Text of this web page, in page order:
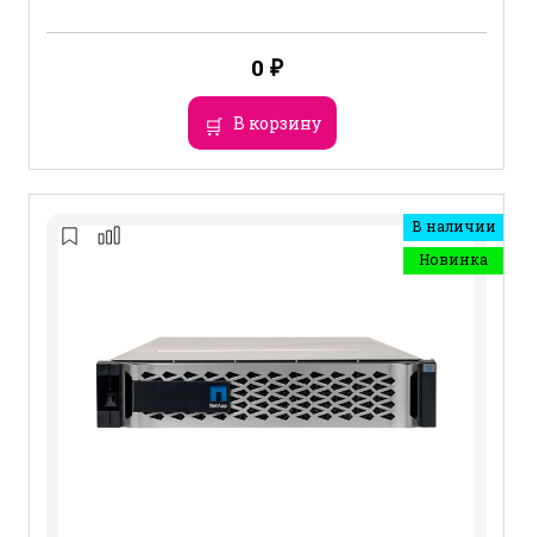
0 ₽
В корзину
В наличии
Новинка